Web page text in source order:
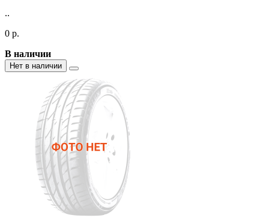
..
0 р.
В наличии
Нет в наличии